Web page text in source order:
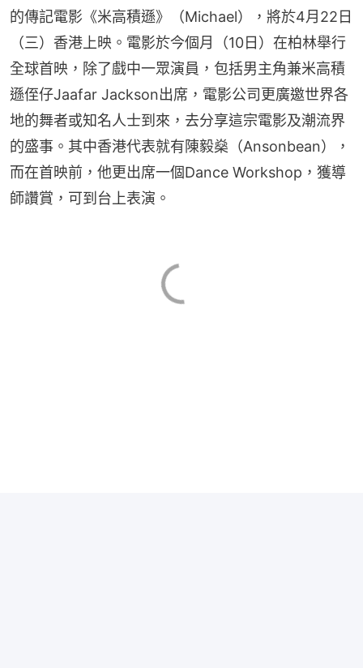
的傳記電影《米高積遜》（Michael），將於4月22日
（三）香港上映。電影於今個月（10日）在柏林舉行
全球首映，除了戲中一眾演員，包括男主角兼米高積
遜侄仔Jaafar Jackson出席，電影公司更廣邀世界各
地的舞者或知名人士到來，去分享這宗電影及潮流界
的盛事。其中香港代表就有陳毅燊（Ansonbean），
而在首映前，他更出席一個Dance Workshop，獲導
師讚賞，可到台上表演。